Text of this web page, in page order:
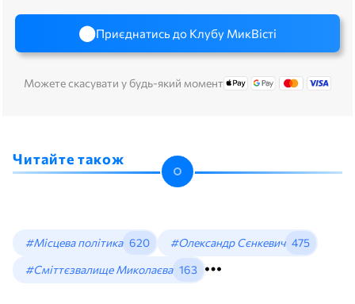
Приєднатись до Клубу МикВісті
Можете скасувати у будь-який момент
Читайте також
#Місцева політика 620 #Олександр Сєнкевич 475
#Сміттєзвалище Миколаєва 163